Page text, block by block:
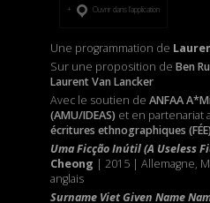
Ouvrir dans l’application
Une programmation de
Sur une proposition de Ben
Laurent Van Lancker
Avec le soutien de ANFAA
(AMU/IDEAS) et en partenariat
écritures ethnographiques (FÉE)
Uma Ficção Inútil (A Useless
Cheong | 2015 | Allemagne,
anglais
Surname Viet Given Name